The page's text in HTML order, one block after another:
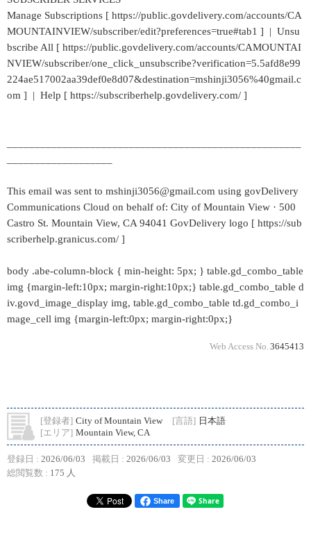
Manage Subscriptions [ https://public.govdelivery.com/accounts/CA
MOUNTAINVIEW/subscriber/edit?preferences=true#tab1 ] | Unsu
bscribe All [ https://public.govdelivery.com/accounts/CAMOUNTAI
NVIEW/subscriber/one_click_unsubscribe?verification=5.5afd8e99
224ae517002aa39def0e8d07&destination=mshinji3056%40gmail.c
om ] | Help [ https://subscriberhelp.govdelivery.com/ ]
This email was sent to mshinji3056@gmail.com using govDelivery
Communications Cloud on behalf of: City of Mountain View · 500
Castro St. Mountain View, CA 94041 GovDelivery logo [ https://sub
scriberhelp.granicus.com/ ]
body .abe-column-block { min-height: 5px; } table.gd_combo_table
img {margin-left:10px; margin-right:10px;} table.gd_combo_table d
iv.govd_image_display img, table.gd_combo_table td.gd_combo_i
mage_cell img {margin-left:0px; margin-right:0px;}
Web Access No. 3645413
[登録者] City of Mountain View [言語] 日本語
[エリア] Mountain View, CA
登録日 : 2026/06/03 掲載日 : 2026/06/03 変更日 : 2026/06/03
総閲覧数 : 175 人
Share